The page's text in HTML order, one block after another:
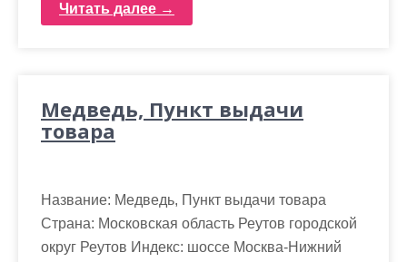
Читать далее →
Медведь, Пункт выдачи
товара
Название: Медведь, Пункт выдачи товара
Страна: Московская область Реутов городской
округ Реутов Индекс: шоссе Москва-Нижний